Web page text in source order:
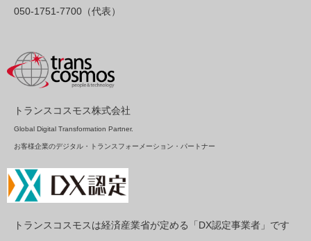
050-1751-7700（代表）
トランスコスモス株式会社
Global Digital Transformation Partner.
お客様企業のデジタル・トランスフォーメーション・パートナー
トランスコスモスは経済産業省が定める「DX認定事業者」です